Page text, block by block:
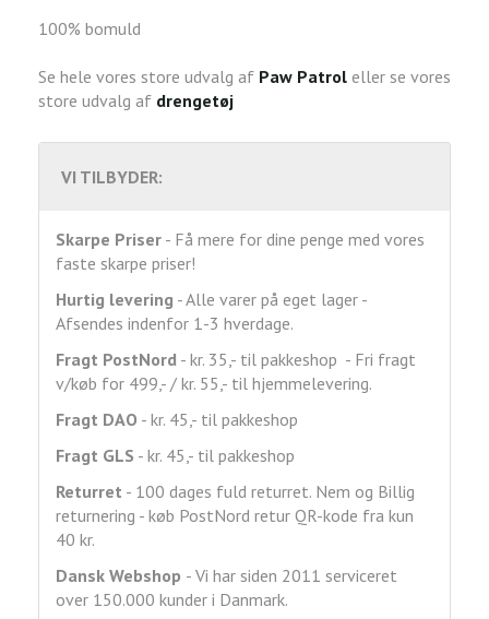
100% bomuld
Se hele vores store udvalg af Paw Patrol eller se vores
store udvalg af drengetøj
VI TILBYDER:
Skarpe Priser - Få mere for dine penge med vores
faste skarpe priser!
Hurtig levering - Alle varer på eget lager -
Afsendes indenfor 1-3 hverdage.
Fragt PostNord - kr. 35,- til pakkeshop - Fri fragt
v/køb for 499,- / kr. 55,- til hjemmelevering.
Fragt DAO - kr. 45,- til pakkeshop
Fragt GLS - kr. 45,- til pakkeshop
Returret - 100 dages fuld returret. Nem og Billig
returnering - køb PostNord retur QR-kode fra kun
40 kr.
Dansk Webshop - Vi har siden 2011 serviceret
over 150.000 kunder i Danmark.